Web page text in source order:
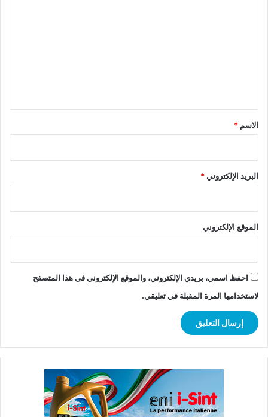
*
الاسم *
البريد الإلكتروني*
الموقع الإلكتروني
احفظ اسمي، بريدي الإلكتروني، والموقع الإلكتروني في هذا المتصفح
لاستخدامها المرة المقبلة في تعليقي.